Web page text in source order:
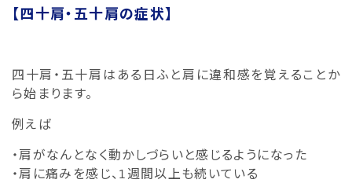
【四十肩・五十肩の症状】
四十肩・五十肩はある日ふと肩に違和感を覚えることか
ら始まります。
例えば
・肩がなんとなく動かしづらいと感じるようになった
・肩に痛みを感じ、1週間以上も続いている